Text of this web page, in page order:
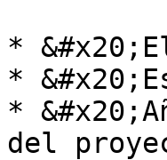
*
*
*
del